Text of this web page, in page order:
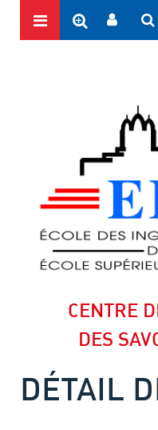
CENTRE
DES
DÉTAIL